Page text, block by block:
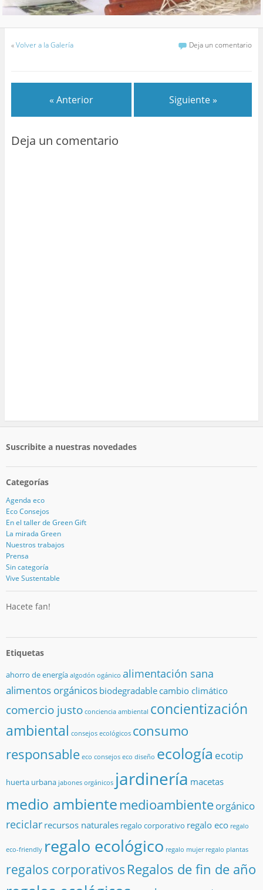
«Volver a la Galería Deja un comentario
« Anterior Siguiente »
Deja un comentario
Suscribite a nuestras novedades
Categorías
Agenda eco
Eco Consejos
En el taller de Green Gift
La mirada Green
Nuestros trabajos
Prensa
Sin categoría
Vive Sustentable
Hacete fan!
Etiquetas
ahorro de energía algodón ogánico alimentación sana
alimentos orgánicos biodegradable cambio climático
comercio justo conciencia ambiental concientización
ambiental consejos ecológicos consumo
responsable eco consejos eco diseño ecología ecotip
huerta urbana jabones orgánicos jardinería macetas
medio ambientemedioambienteorgánico
reciclar recursos naturales regalo corporativo regalo eco regalo
eco-friendly regalo ecológico regalo mujer regalo plantas
regalos corporativos Regalos de fin de año